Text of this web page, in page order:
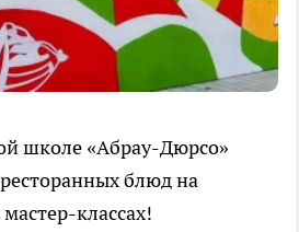
школе «Абрау-Дюрсо»
блюд на
классах!